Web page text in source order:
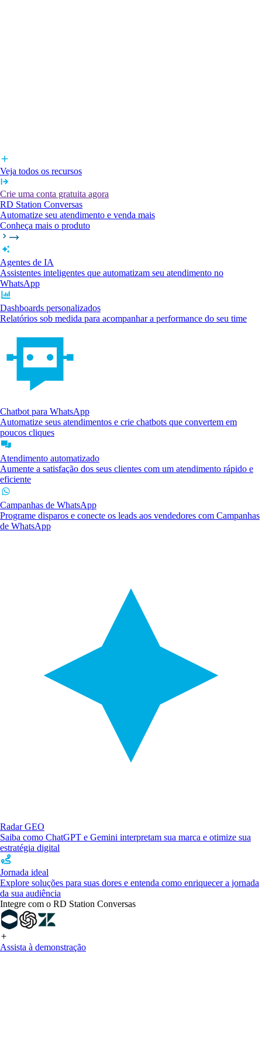
Veja todos os recursos
Crie uma conta gratuita agora
RD Station Conversas
Automatize seu atendimento e venda mais
Conheça mais o produto
Agentes de IA
Assistentes inteligentes que automatizam seu atendimento no
WhatsApp
Dashboards personalizados
Relatórios sob medida para acompanhar a performance do seu time
Chatbot para WhatsApp
Automatize seus atendimentos e crie chatbots que convertem em
poucos cliques
Atendimento automatizado
Aumente a satisfação dos seus clientes com um atendimento rápido e
eficiente
Campanhas de WhatsApp
Programe disparos e conecte os leads aos vendedores com Campanhas
de WhatsApp
Radar GEO
Saiba como ChatGPT e Gemini interpretam sua marca e otimize sua
estratégia digital
Jornada ideal
Explore soluções para suas dores e entenda como enriquecer a jornada
da sua audiência
Integre com o RD Station Conversas
Assista à demonstração